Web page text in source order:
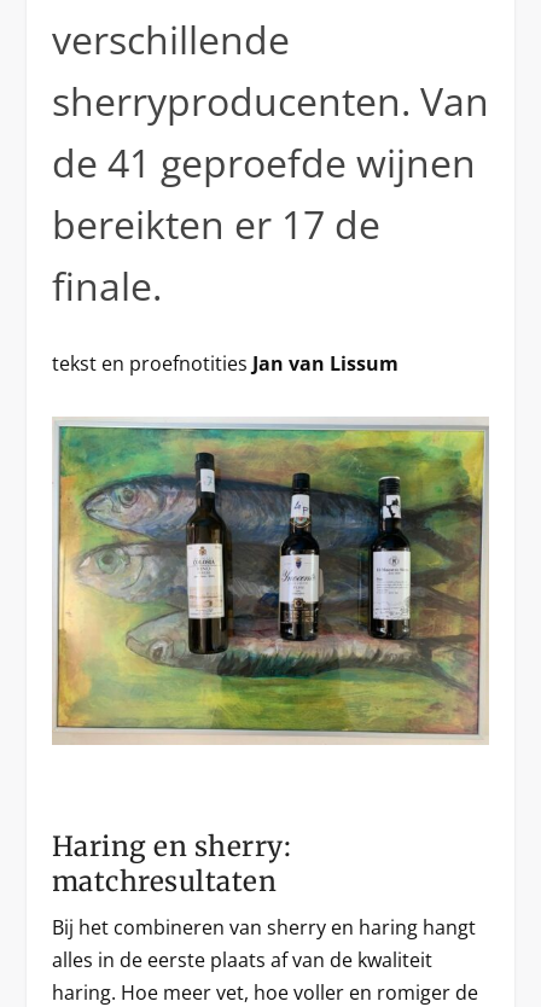
verschillende
sherryproducenten. Van
de 41 geproefde wijnen
bereikten er 17 de
finale.
tekst en proefnotities Jan van Lissum
Haring en sherry:
matchresultaten
Bij het combineren van sherry en haring hangt
alles in de eerste plaats af van de kwaliteit
haring. Hoe meer vet, hoe voller en romiger de